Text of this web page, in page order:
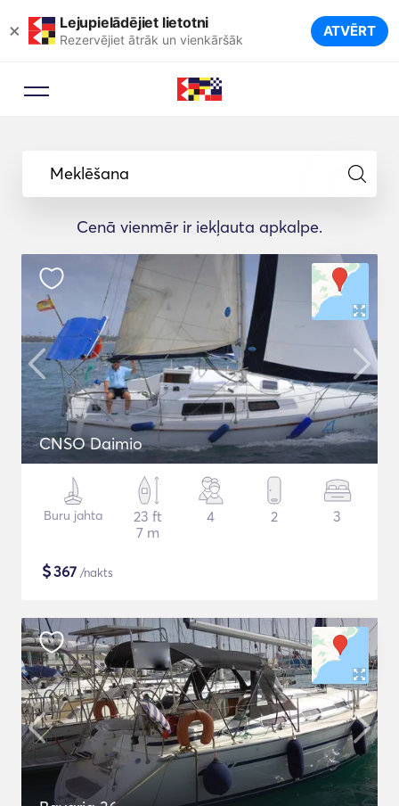
× Lejupielādējiet lietotni
Rezervējiet ātrāk un vienkāršāk ATVĒRT
Meklēšana
Cenā vienmēr ir iekļauta apkalpe.
CNSO Daimio
Buru jahta
23 ft
7 m
4 2 3
$367 /nakts